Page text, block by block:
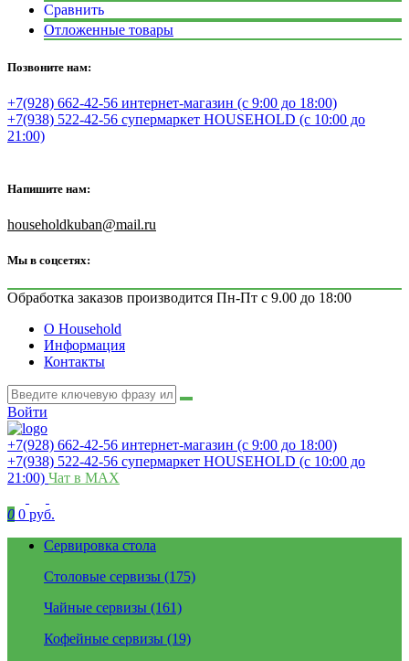
Сравнить
Отложенные товары
Позвоните нам:
+7(928) 662-42-56 интернет-магазин (с 9:00 до 18:00)
+7(938) 522-42-56 супермаркет HOUSEHOLD (с 10:00 до
21:00)
Напишите нам:
householdkuban@mail.ru
Мы в соцсетях:
Обработка заказов производится Пн-Пт с 9.00 до 18:00
О Household
Информация
Контакты
Войти
+7(928) 662-42-56 интернет-магазин (с 9:00 до 18:00)
+7(938) 522-42-56 супермаркет HOUSEHOLD (с 10:00 до
21:00) Чат в MAX
0 0 руб.
Сервировка стола
Столовые сервизы (175)
Чайные сервизы (161)
Кофейные сервизы (19)